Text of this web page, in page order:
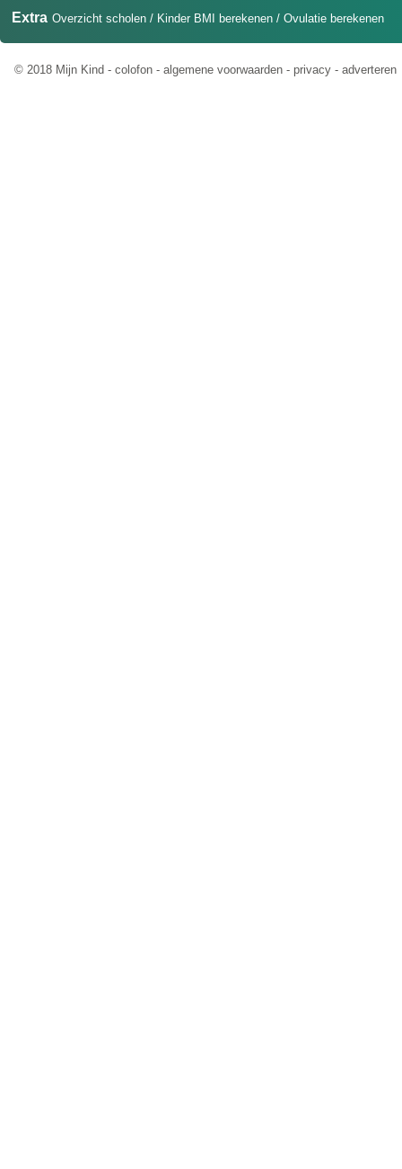
Extra Overzicht scholen / Kinder BMI berekenen / Ovulatie berekenen
© 2018 Mijn Kind - colofon - algemene voorwaarden - privacy - adverteren